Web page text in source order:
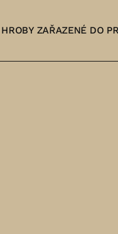
HROBY ZAŘAZENÉ DO